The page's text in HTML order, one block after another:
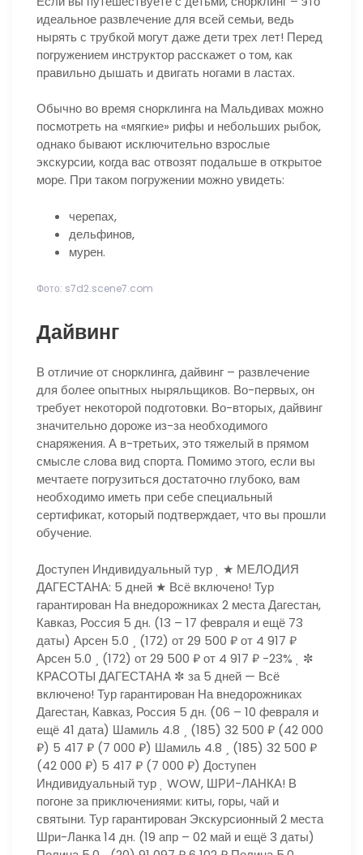
идеальное развлечение для всей семьи, ведь
нырять с трубкой могут даже дети трех лет! Перед
погружением инструктор расскажет о том, как
правильно дышать и двигать ногами в ластах.
Обычно во время снорклинга на Мальдивах можно
посмотреть на «мягкие» рифы и небольших рыбок,
однако бывают исключительно взрослые
экскурсии, когда вас отвозят подальше в открытое
море. При таком погружении можно увидеть:
черепах,
дельфинов,
мурен.
Фото: s7d2.scene7.com
Дайвинг
В отличие от снорклинга, дайвинг – развлечение
для более опытных ныряльщиков. Во-первых, он
требует некоторой подготовки. Во-вторых, дайвинг
значительно дороже из-за необходимого
снаряжения. А в-третьих, это тяжелый в прямом
смысле слова вид спорта. Помимо этого, если вы
мечтаете погрузиться достаточно глубоко, вам
необходимо иметь при себе специальный
сертификат, который подтверждает, что вы прошли
обучение.
Доступен Индивидуальный тур
★ МЕЛОДИЯ
ДАГЕСТАНА: 5 дней ★ Всё включено! Тур
гарантирован На внедорожниках 2 места Дагестан,
Кавказ, Россия 5 дн. (13 – 17 февраля и ещё 73
даты) Арсен 5.0 (172) от 29 500 ₽от 4 917 ₽
Арсен 5.0
(172) от 29 500 ₽от 4 917 ₽ -23%
✼
КРАСОТЫ ДАГЕСТАНА ✼ за 5 дней — Всё
включено! Тур гарантирован На внедорожниках
Дагестан, Кавказ, Россия 5 дн. (06 – 10 февраля и
ещё 41 дата) Шамиль 4.8 (185) 32 500 ₽ (42 000
₽) 5 417 ₽ (7 000 ₽) Шамиль 4.8 (185) 32 500 ₽
(42 000 ₽) 5 417 ₽ (7 000 ₽) Доступен
Индивидуальный тур
WOW, ШРИ-ЛАНКА! В
погоне за приключениями: киты, горы, чай и
святыни. Тур гарантирован Экскурсионный 2 места
Шри-Ланка14 дн. (19 апр – 02 май и ещё 3 даты)